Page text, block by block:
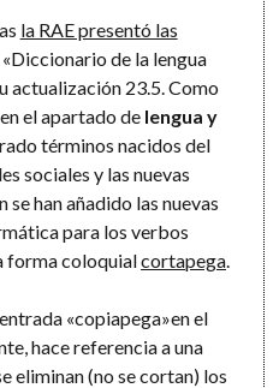
la RAE presentó las
de la lengua
actualización 23.5. Como
el apartado de lengua y
términos nacidos del
sociales y las nuevas
han añadido las nuevas
para los verbos
forma coloquialcortapega.
«copiapega»en el
hace referencia a una
eliminan (no se cortan) los